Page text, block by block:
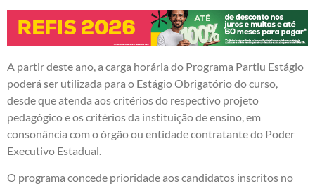
A partir deste ano, a carga horária do Programa Partiu Estágio
poderá ser utilizada para o Estágio Obrigatório do curso,
desde que atenda aos critérios do respectivo projeto
pedagógico e os critérios da instituição de ensino, em
consonância com o órgão ou entidade contratante do Poder
Executivo Estadual.
O programa concede prioridade aos candidatos inscritos no